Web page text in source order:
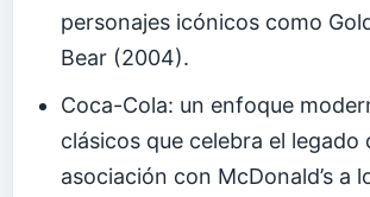
personajes icónicos como
Bear (2004).
Coca-Cola: un enfoque
clásicos que celebra el legado
asociación con McDonald’s a